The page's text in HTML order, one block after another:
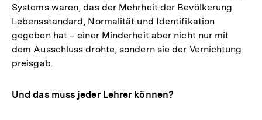
Systems waren, das der Mehrheit der Bevölkerung
Lebensstandard, Normalität und Identifikation
gegeben hat – einer Minderheit aber nicht nur mit
dem Ausschluss drohte, sondern sie der Vernichtung
preisgab.
Und das muss jeder Lehrer können?